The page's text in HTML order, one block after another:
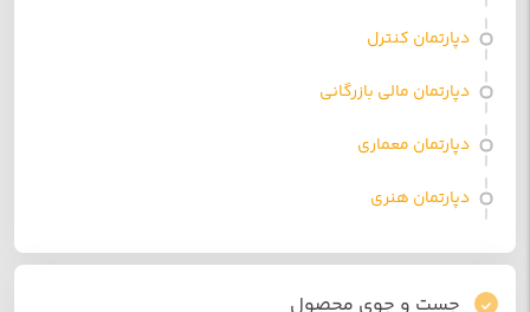
دپارتمان کنترل
دپارتمان مالی بازرگانی
دپارتمان معماری
دپارتمان هنری
جست و جوی محصول